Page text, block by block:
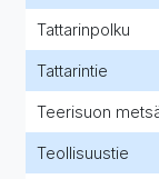
Tattarinpolku
Tattarintie
Teerisuon
Teollisuustie